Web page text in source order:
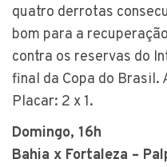
quatro derrotas
bom para a
contra os reservas do
final da Copa do Brasil.
Placar: 2 x 1.
Domingo, 16h
Bahia x Fortaleza –